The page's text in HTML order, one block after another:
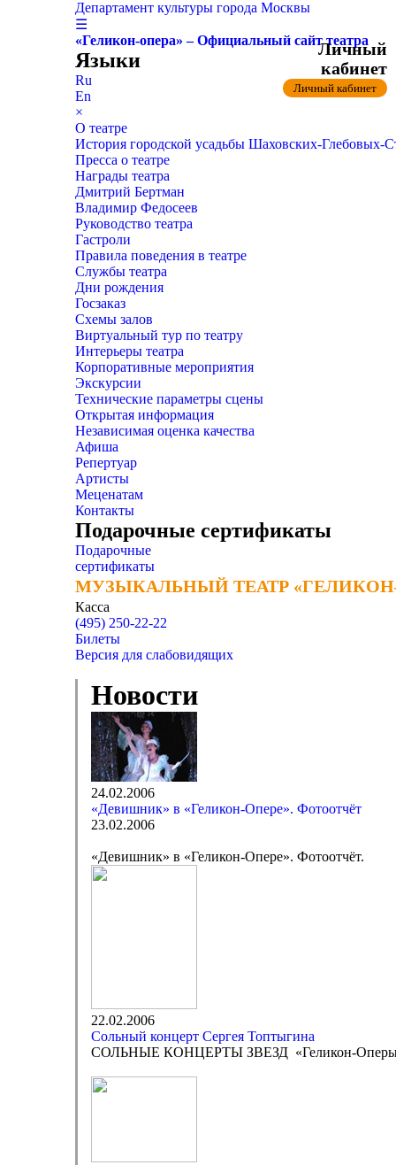
Департамент культуры города Москвы
☰
«Геликон-опера» – Официальный сайт театра
Языки
Ru
En
×
О театре
История городской усадьбы Шаховских-
Пресса о театре
Награды театра
Дмитрий Бертман
Владимир Федосеев
Руководство театра
Гастроли
Правила поведения в театре
Службы театра
Дни рождения
Госзаказ
Схемы залов
Виртуальный тур по театру
Интерьеры театра
Корпоративные мероприятия
Экскурсии
Технические параметры сцены
Открытая информация
Независимая оценка качества
Афиша
Репертуар
Артисты
Меценатам
Контакты
Подарочные сертификаты
Подарочные
сертификаты
МУЗЫКАЛЬНЫЙ ТЕАТР
МУЗЫКАЛЬНЫЙ ТЕАТР
Касса
(495) 250-22-22
Личный
кабинет
Личный кабинет
Билеты
Версия для слабовидящих
Новости
24.02.2006
«Девишник» в «Геликон-Опере». Фотоотчёт
23.02.2006
«Девишник» в «Геликон-Опере». Фотоотчёт.
22.02.2006
Сольный концерт Сергея Топтыгина
СОЛЬНЫЕ КОНЦЕРТЫ ЗВЕЗД «Геликон-